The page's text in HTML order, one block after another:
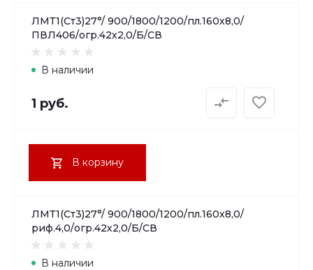
ЛМТ1(Ст3)27°/ 900/1800/1200/пл.160х8,0/
ПВЛ406/огр.42х2,0/Б/СВ
В наличии
1 руб.
В корзину
ЛМТ1(Ст3)27°/ 900/1800/1200/пл.160х8,0/
риф.4,0/огр.42х2,0/Б/СВ
В наличии